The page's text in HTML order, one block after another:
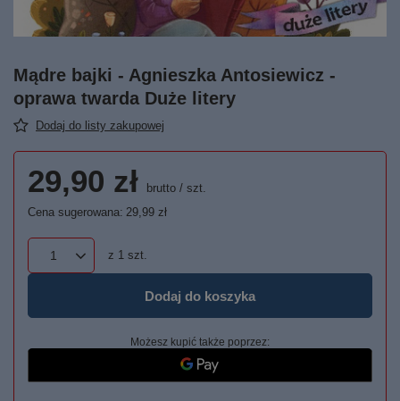
Mądre bajki - Agnieszka Antosiewicz -
oprawa twarda Duże litery
Dodaj do listy zakupowej
29,90 zł brutto / szt.
Cena sugerowana: 29,99 zł
z 1 szt.
Dodaj do koszyka
Możesz kupić także poprzez: